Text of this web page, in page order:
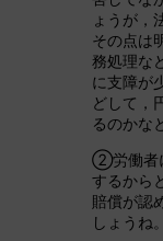
ょうが，
その点は
務処理な
に支障が
どして，
るのかな
②労働者
するから
賠償が認
しょうね。